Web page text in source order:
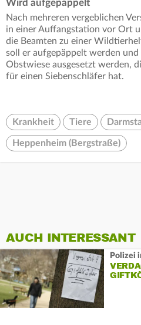
Wird aufgepäppelt
Nach mehreren vergeblichen
in einer Auffangstation vor Ort
die Beamten zu einer
soll er aufgepäppelt werden
Obstwiese ausgesetzt werden,
für einen Siebenschläfer hat.
Krankheit Tiere
Heppenheim (Bergstraße)
AUCH INTERESSANT
Polizei